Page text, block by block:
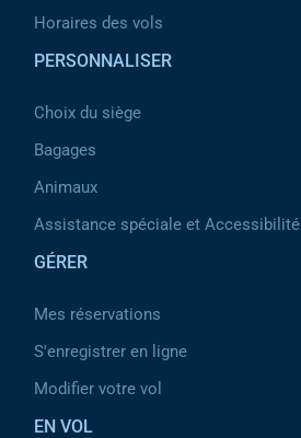
Horaires des vols
PERSONNALISER
Choix du siège
Bagages
Animaux
Assistance spéciale et Accessibilité
GÉRER
Mes réservations
S'enregistrer en ligne
Modifier votre vol
EN VOL